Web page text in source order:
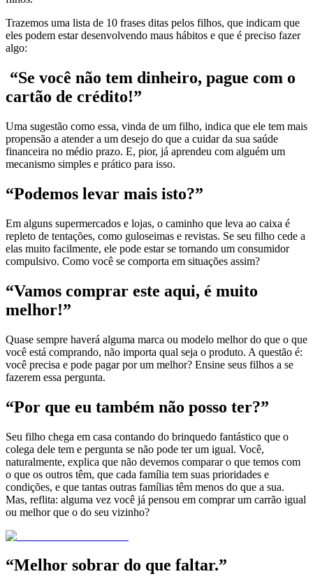
Trazemos uma lista de 10 frases ditas pelos filhos, que indicam que
eles podem estar desenvolvendo maus hábitos e que é preciso fazer
algo:
“Se você não tem dinheiro, pague com o
cartão de crédito!”
Uma sugestão como essa, vinda de um filho, indica que ele tem mais
propensão a atender a um desejo do que a cuidar da sua saúde
financeira no médio prazo. E, pior, já aprendeu com alguém um
mecanismo simples e prático para isso.
“Podemos levar mais isto?”
Em alguns supermercados e lojas, o caminho que leva ao caixa é
repleto de tentações, como guloseimas e revistas. Se seu filho cede a
elas muito facilmente, ele pode estar se tornando um consumidor
compulsivo. Como você se comporta em situações assim?
“Vamos comprar este aqui, é muito
melhor!”
Quase sempre haverá alguma marca ou modelo melhor do que o que
você está comprando, não importa qual seja o produto. A questão é:
você precisa e pode pagar por um melhor? Ensine seus filhos a se
fazerem essa pergunta.
“Por que eu também não posso ter?”
Seu filho chega em casa contando do brinquedo fantástico que o
colega dele tem e pergunta se não pode ter um igual. Você,
naturalmente, explica que não devemos comparar o que temos com
o que os outros têm, que cada família tem suas prioridades e
condições, e que tantas outras famílias têm menos do que a sua.
Mas, reflita: alguma vez você já pensou em comprar um carrão igual
ou melhor que o do seu vizinho?
“Melhor sobrar do que faltar.”